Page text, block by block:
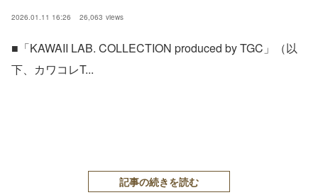
2026.01.11 16:26 26,063 views
■「KAWAII LAB. COLLECTION produced by TGC」（以
下、カワコレT...
記事の続きを読む